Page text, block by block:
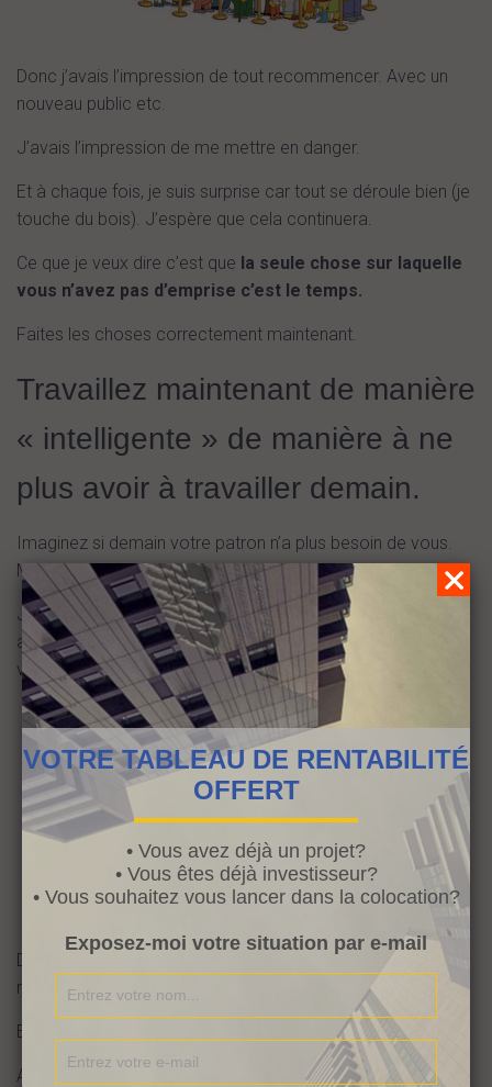
Donc j’avais l’impression de tout recommencer. Avec un
nouveau public etc.
J’avais l’impression de me mettre en danger.
Et à chaque fois, je suis surprise car tout se déroule bien (je
touche du bois). J’espère que cela continuera.
Ce que je veux dire c’est que la seule chose sur laquelle
vous n’avez pas d’emprise c’est le temps.
Faites les choses correctement maintenant.
Travaillez maintenant de manière
« intelligente » de manière à ne
plus avoir à travailler demain.
Imaginez si demain votre patron n’a plus besoin de vous.
Même si vous vous pensez indispensable.
Je sais, que c’est dur ce que je dis, mais réfléchissez. Il y
aura toujours plus jeune, plus compétent ou plus malin que
vous.
Donc avant de vous retrouver (peut être ou peut être pas)
remercié pensez à votre avenir.
Et cela quel que soit votre age.
A 45, 50, 55 ans vous n’êtes pas trop vieux.
VOTRE TABLEAU DE RENTABILITÉ
OFFERT
• Vous avez déjà un projet?
• Vous êtes déjà investisseur?
• Vous souhaitez vous lancer dans la colocation?
Exposez-moi votre situation par e-mail